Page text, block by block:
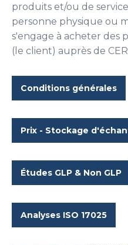
produits et/ou de
personne physique ou
s'engage à acheter des
(le client) auprès de
Conditions générales
Prix - Stockage
Études GLP & Non GLP
Analyses ISO 17025